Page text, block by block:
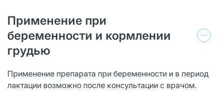
Применение при
беременности и кормлении
грудью
Применение препарата при беременности и в период
лактации возможно после консультации с врачом.